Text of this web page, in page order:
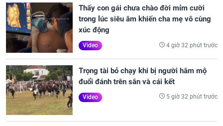
Thấy con gái chưa chào đời mỉm cười
trong lúc siêu âm khiến cha mẹ vô cùng
xúc động
Video 4 giờ 32 phút trước
Trọng tài bỏ chạy khi bị người hâm mộ
đuổi đánh trên sân và cái kết
Video 5 giờ 32 phút trước